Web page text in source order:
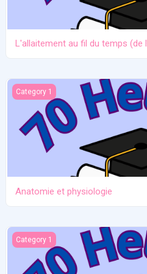
L'allaitement au fil du temps (de
Anatomie et physiologie
Category 1
Anatomie et physiologie
Ictère et hypoglycémie
Category 1